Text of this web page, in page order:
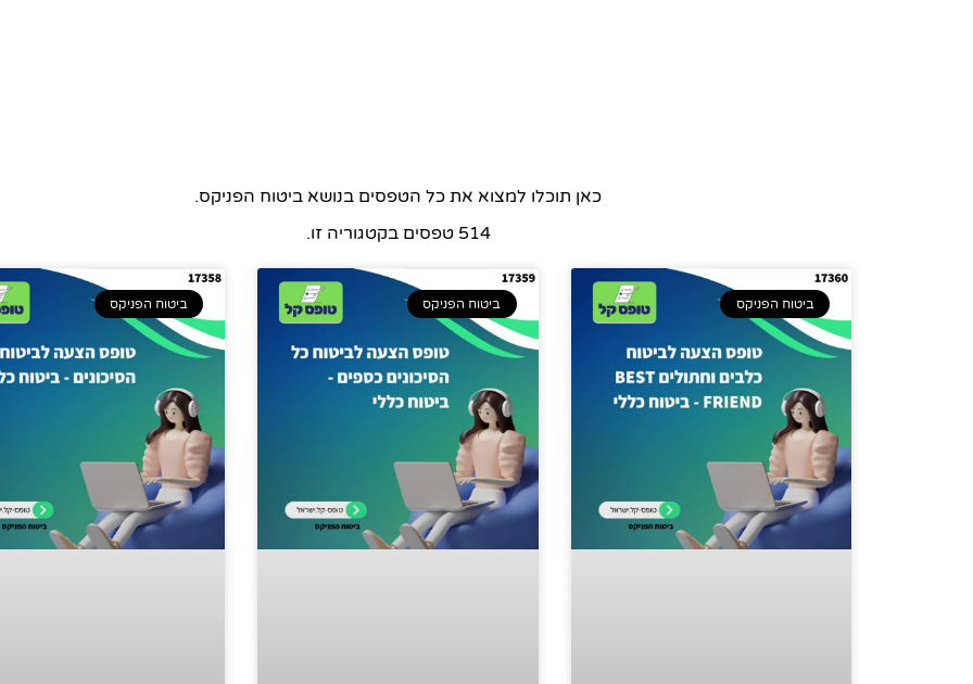
כאן תוכלו למצוא את כל הטפסים בנושא ביטוח הפניקס.
514 טפסים בקטגוריה זו.
ביטוח הפניקס ביטוח הפניקס ביטוח הפניקס